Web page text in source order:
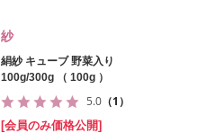
紗
絹紗 キューブ 野菜入り
100g/300g （ 100g ）
5.0 （1）
[会員のみ価格公開]